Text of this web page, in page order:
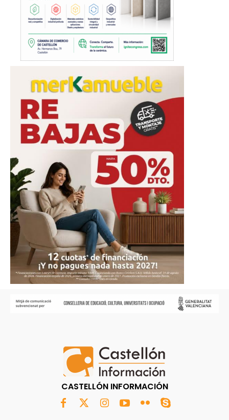
CASTELLÓN INFORMACIÓN